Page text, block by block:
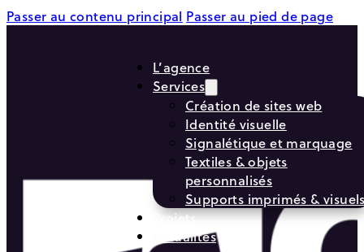
Passer au contenu principal Passer au pied de page
L’agence
Services
Création de sites web
Identité visuelle
Signalétique et marquage
Textiles & objets
personnalisés
Supports imprimés &
Projets
Actualités